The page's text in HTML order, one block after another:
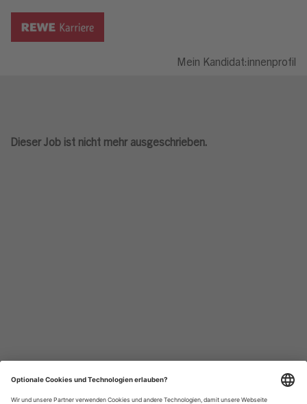
Mein Kandidat:innenprofil
Dieser Job ist nicht mehr ausgeschrieben.
Datenschutzhinweise